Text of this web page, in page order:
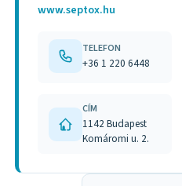
www.septox.hu
TELEFON
+36 1 220 6448
CÍM
1142 Budapest
Komáromi u. 2.